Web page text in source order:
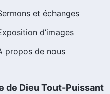
et échanges
d’images
propos de nous
de Dieu Tout-Puissant